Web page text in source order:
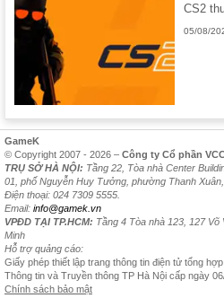
CS2
05/08/
GameK
© Copyright 2007 - 2026 – Công ty Cổ phần
TRỤ SỞ HÀ NỘI: Tầng 22, Tòa nhà Center
01, phố Nguyễn Huy Tưởng, phường Thanh
Điện thoại: 024 7309 5555.
Email: info@gamek.vn
VPĐD TẠI TP.HCM: Tầng 4 Tòa nhà 123, 127
Minh
Hỗ trợ quảng cáo:
Giấy phép thiết lập trang thông tin điện tử tổng
Thông tin và Truyền thông TP Hà Nội cấp ngày
Chính sách bảo mật